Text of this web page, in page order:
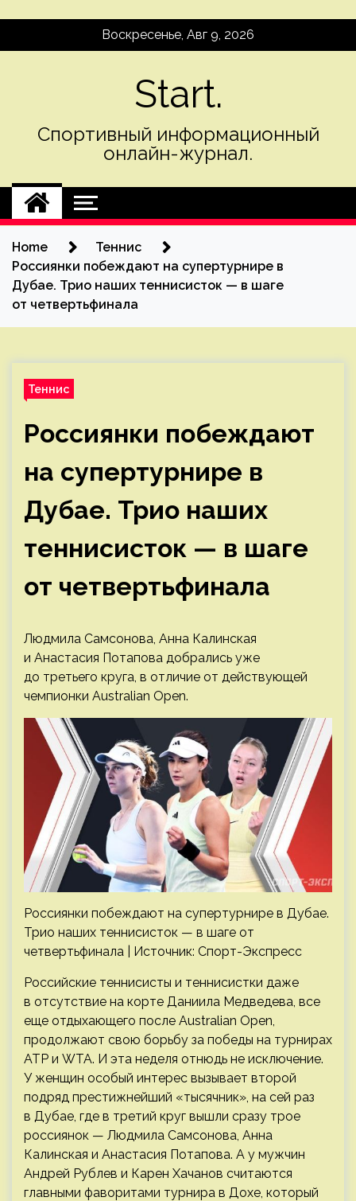
Воскресенье, Авг 9, 2026
Start.
Спортивный информационный
онлайн-журнал.
Home
Теннис
Россиянки побеждают на супертурнире в
Дубае. Трио наших теннисисток — в шаге
от четвертьфинала
Теннис
Россиянки побеждают
на супертурнире в
Дубае. Трио наших
теннисисток — в шаге
от четвертьфинала
Людмила Самсонова, Анна Калинская
и Анастасия Потапова добрались уже
до третьего круга, в отличие от действующей
чемпионки Australian Open.
Россиянки побеждают на супертурнире в Дубае.
Трио наших теннисисток — в шаге от
четвертьфинала | Источник: Спорт-Экспресс
Российские теннисисты и теннисистки даже
в отсутствие на корте Даниила Медведева, все
еще отдыхающего после Australian Open,
продолжают свою борьбу за победы на турнирах
ATP и WTA. И эта неделя отнюдь не исключение.
У женщин особый интерес вызывает второй
подряд престижнейший «тысячник», на сей раз
в Дубае, где в третий круг вышли сразу трое
россиянок — Людмила Самсонова, Анна
Калинская и Анастасия Потапова. А у мужчин
Андрей Рублев и Карен Хачанов считаются
главными фаворитами турнира в Дохе, который